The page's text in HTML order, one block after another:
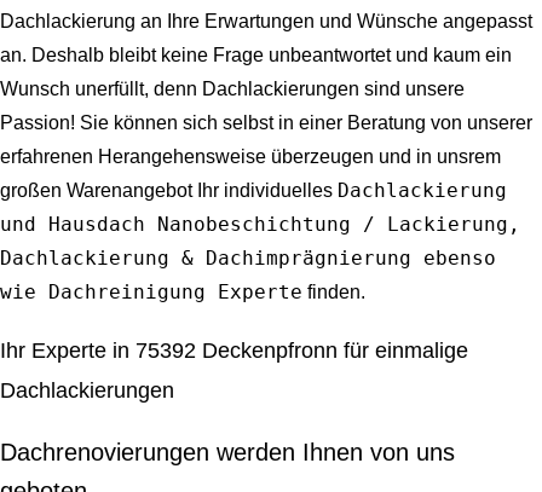
Dachlackierung an Ihre Erwartungen und Wünsche angepasst
an. Deshalb bleibt keine Frage unbeantwortet und kaum ein
Wunsch unerfüllt, denn Dachlackierungen sind unsere
Passion! Sie können sich selbst in einer Beratung von unserer
erfahrenen Herangehensweise überzeugen und in unsrem
großen Warenangebot Ihr individuelles Dachlackierung
und Hausdach Nanobeschichtung / Lackierung,
Dachlackierung & Dachimprägnierung ebenso
wie Dachreinigung Experte finden.
Ihr Experte in 75392 Deckenpfronn für einmalige
Dachlackierungen
Dachrenovierungen werden Ihnen von uns